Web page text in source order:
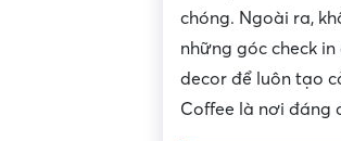
chóng. Ngoài ra,
những góc check
decor để luôn tạo
Coffee là nơi đáng